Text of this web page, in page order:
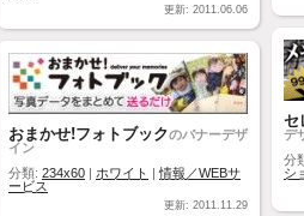
更新: 2011.06.06
セ
デ
分
シ
おまかせ!フォトブックのバナーデザ
イン
分類: 234x60 ホワイト |情報／WEBサ
ービス
更新: 2011.11.29